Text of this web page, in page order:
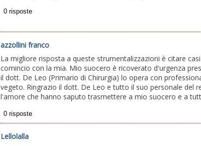
azzollini franco
La migliore risposta a queste strumentalizzazioni è citare
comincio con la mia. Mio suocero è ricoverato d'urgenza
il dott. De Leo (Primario di Chirurgia) lo opera con
vegeto. Ringrazio il dott. De Leo e tutto il suo personale del
l'amore che hanno saputo trasmettere a mio suocero e a
Lellolalla